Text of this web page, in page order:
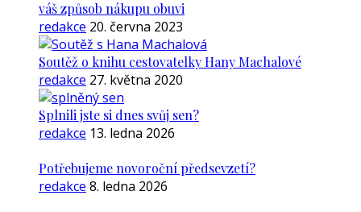
váš způsob nákupu obuvi
redakce 20. června 2023
Soutěž o knihu cestovatelky Hany Machalové
redakce 27. května 2020
Splnili jste si dnes svůj sen?
redakce 13. ledna 2026
Potřebujeme novoroční předsevzetí?
redakce 8. ledna 2026